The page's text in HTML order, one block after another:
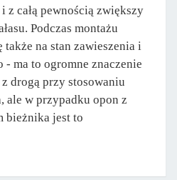
z całą pewnością zwiększy
Podczas montażu
na stan zawieszenia i
- ma to ogromne znaczenie
drogą przy stosowaniu
ale w przypadku opon z
bieżnika jest to